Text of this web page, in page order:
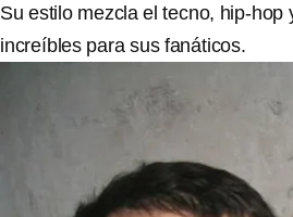
Su estilo mezcla el tecno, hip-
increíbles para sus fanáticos.